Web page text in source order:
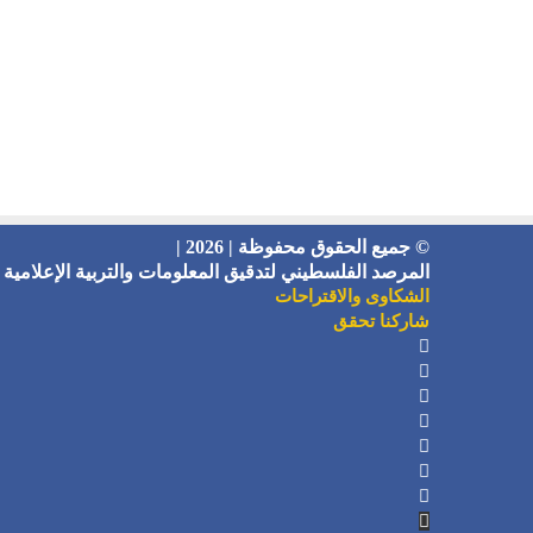
© جميع الحقوق محفوظة | 2026 |
المرصد الفلسطيني لتدقيق المعلومات والتربية الإعلامية
الشكاوى والاقتراحات
شاركنا تحقق